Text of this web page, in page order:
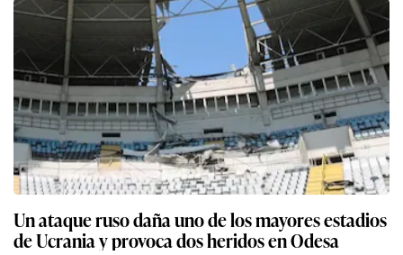
Un ataque ruso daña uno de los mayores estadios
de Ucrania y provoca dos heridos en Odesa